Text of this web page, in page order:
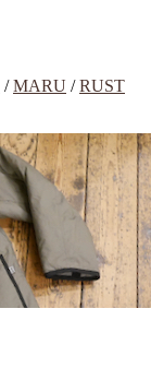
/MARU /RUST